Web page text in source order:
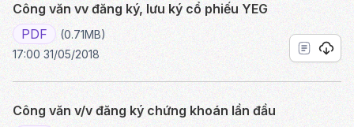
Công văn vv đăng ký, lưu ký cổ phiếu YEG
PDF
(0.71MB)
17:00 31/05/2018
Công văn v/v đăng ký chứng khoán lần đầu